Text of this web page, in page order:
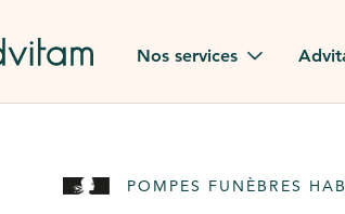
Nos services
Rapatriement à
POMPES FUNÈBRES